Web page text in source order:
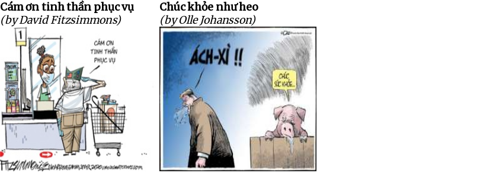
Cám ơn tinh thần phục vụ
(by David Fitzsimmons)
Chúc khỏe như heo
(by Olle Johansson)